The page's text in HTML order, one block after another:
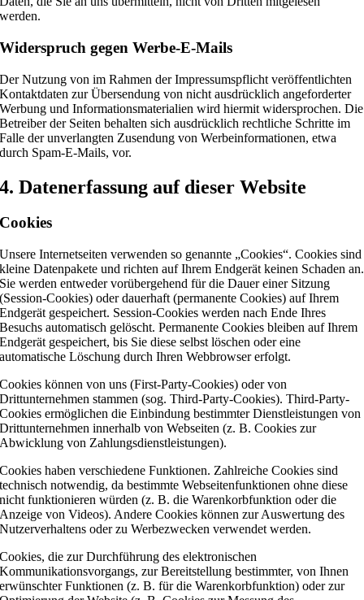
werden.
Widerspruch gegen Werbe-E-Mails
Der Nutzung von im Rahmen der Impressumspflicht veröffentlichten
Kontaktdaten zur Übersendung von nicht ausdrücklich angeforderter
Werbung und Informationsmaterialien wird hiermit widersprochen. Die
Betreiber der Seiten behalten sich ausdrücklich rechtliche Schritte im
Falle der unverlangten Zusendung von Werbeinformationen, etwa
durch Spam-E-Mails, vor.
4. Datenerfassung auf dieser Website
Cookies
Unsere Internetseiten verwenden so genannte „Cookies“. Cookies sind
kleine Datenpakete und richten auf Ihrem Endgerät keinen Schaden an.
Sie werden entweder vorübergehend für die Dauer einer Sitzung
(Session-Cookies) oder dauerhaft (permanente Cookies) auf Ihrem
Endgerät gespeichert. Session-Cookies werden nach Ende Ihres
Besuchs automatisch gelöscht. Permanente Cookies bleiben auf Ihrem
Endgerät gespeichert, bis Sie diese selbst löschen oder eine
automatische Löschung durch Ihren Webbrowser erfolgt.
Cookies können von uns (First-Party-Cookies) oder von
Drittunternehmen stammen (sog. Third-Party-Cookies). Third-Party-
Cookies ermöglichen die Einbindung bestimmter Dienstleistungen von
Drittunternehmen innerhalb von Webseiten (z. B. Cookies zur
Abwicklung von Zahlungsdienstleistungen).
Cookies haben verschiedene Funktionen. Zahlreiche Cookies sind
technisch notwendig, da bestimmte Webseitenfunktionen ohne diese
nicht funktionieren würden (z. B. die Warenkorbfunktion oder die
Anzeige von Videos). Andere Cookies können zur Auswertung des
Nutzerverhaltens oder zu Werbezwecken verwendet werden.
Cookies, die zur Durchführung des elektronischen
Kommunikationsvorgangs, zur Bereitstellung bestimmter, von Ihnen
erwünschter Funktionen (z. B. für die Warenkorbfunktion) oder zur